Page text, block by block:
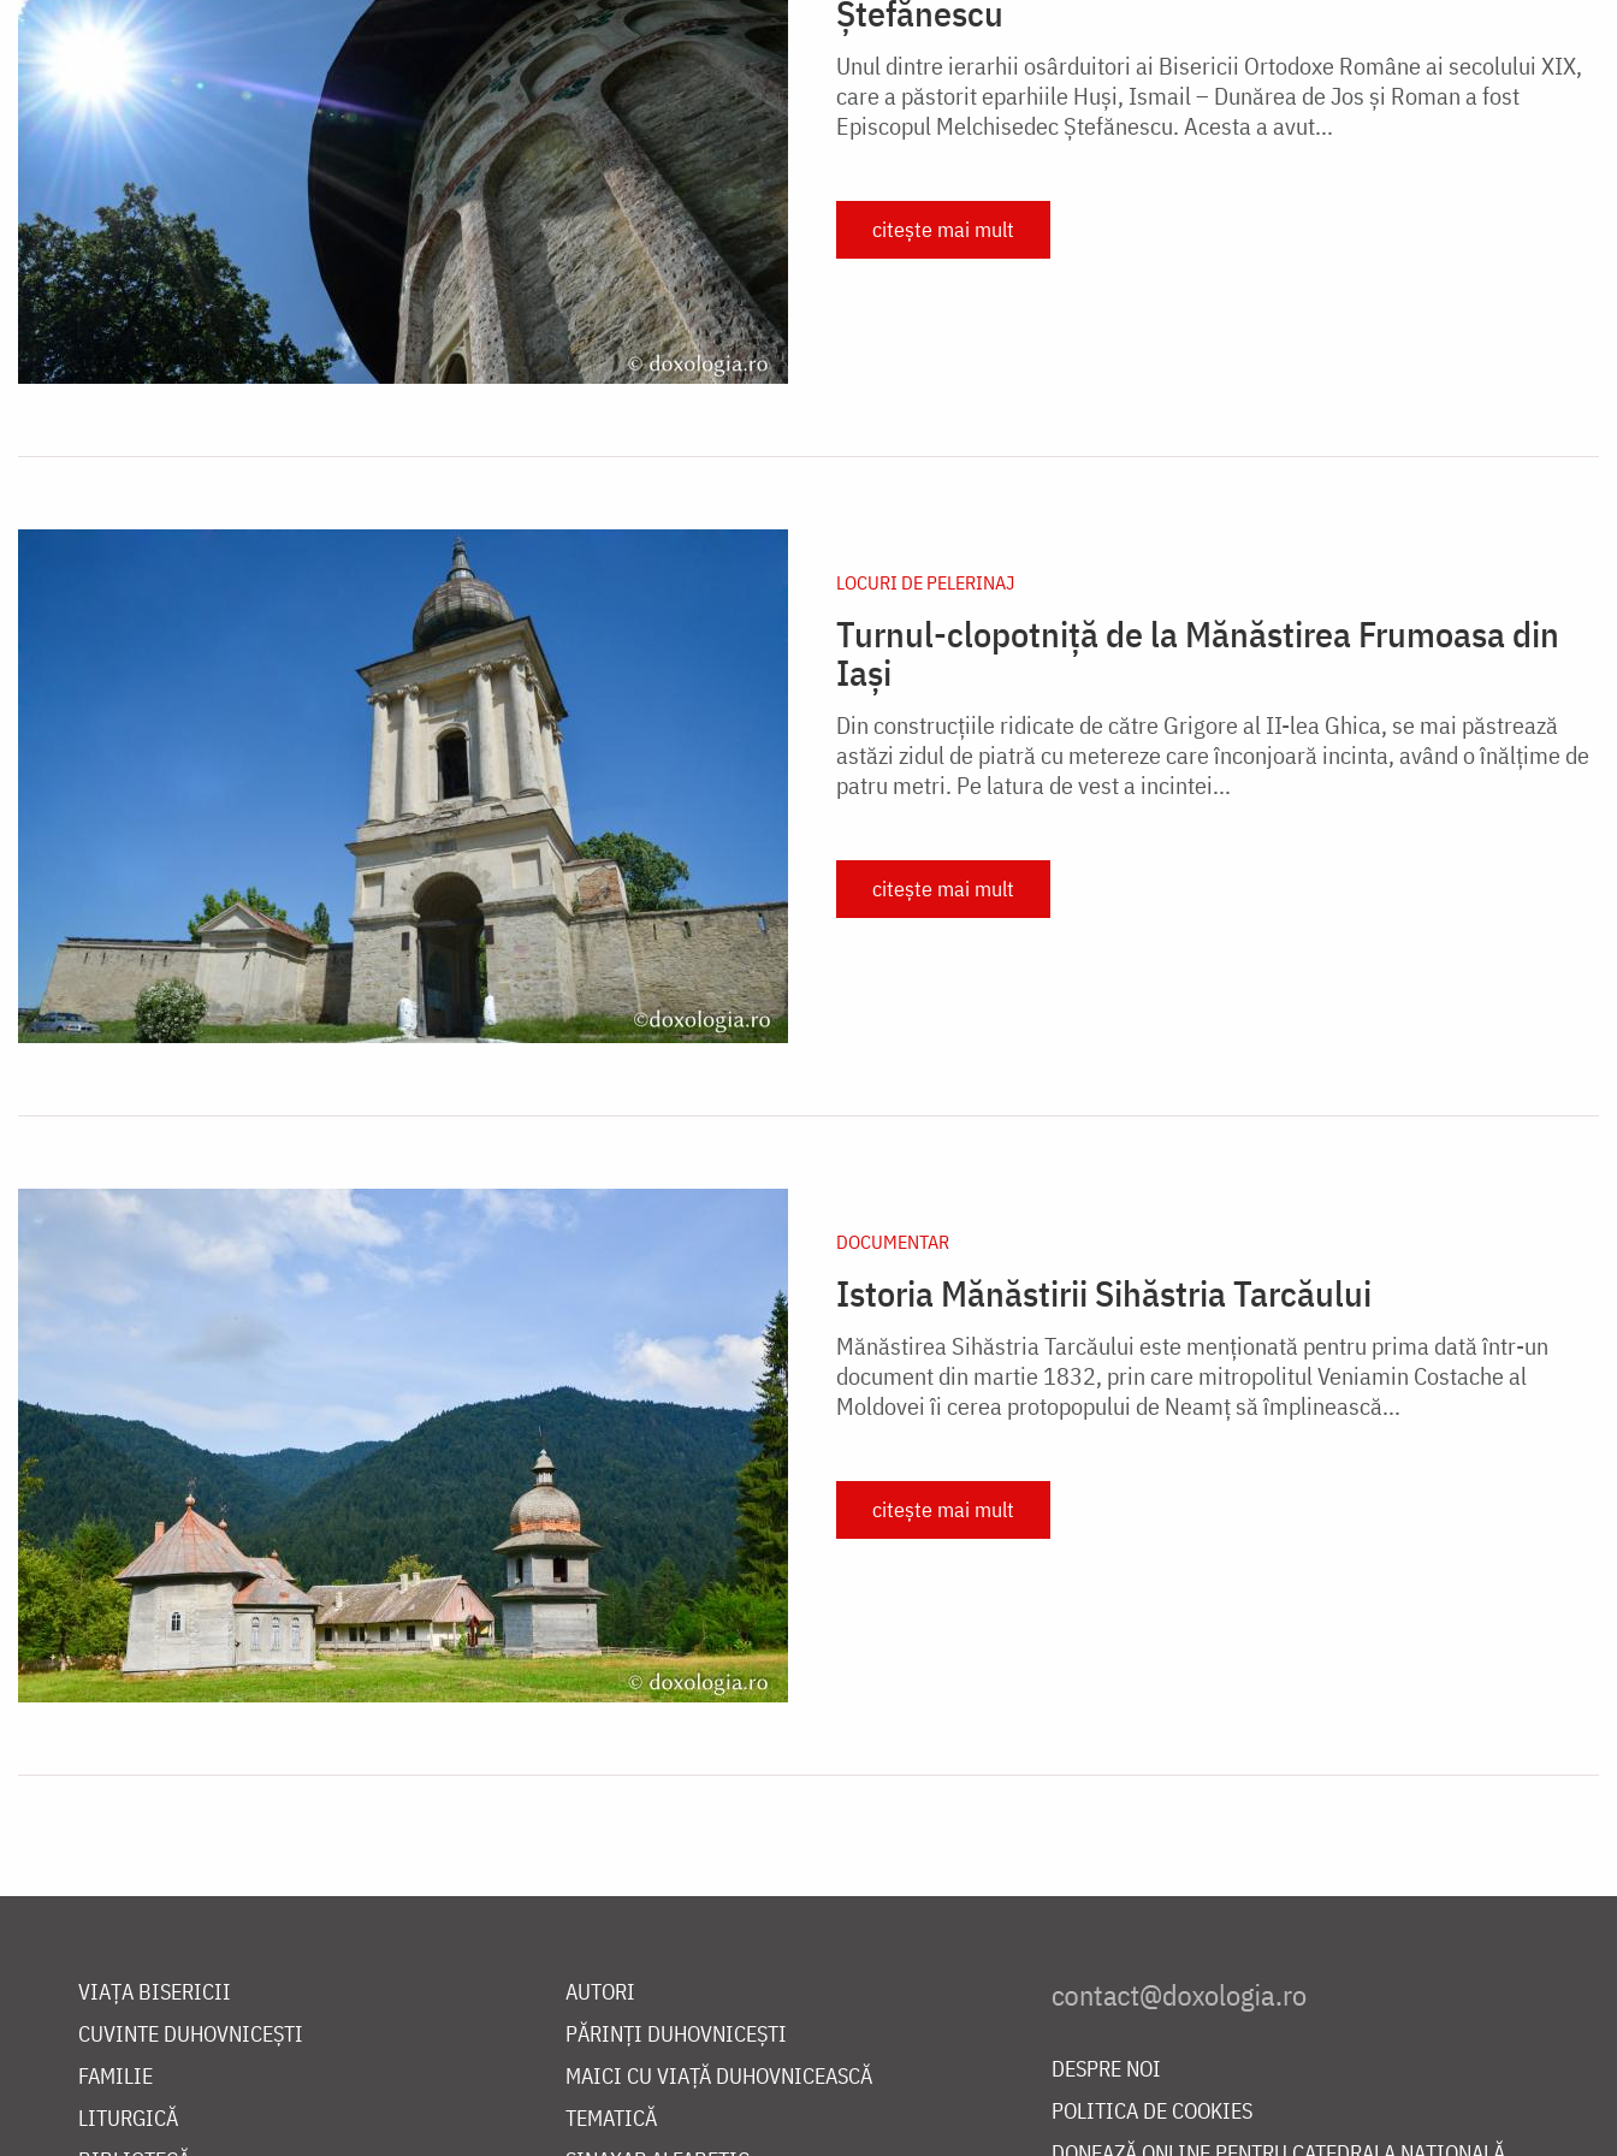
Ștefănescu
Unul dintre ierarhii osârduitori ai Bisericii Ortodoxe Române ai secolului XIX,
care a păstorit eparhiile Huşi, Ismail – Dunărea de Jos şi Roman a fost
Episcopul Melchisedec Ştefănescu. Acesta a avut...
citește mai mult
LOCURI DE PELERINAJ
Turnul-clopotniță de la Mănăstirea Frumoasa din
Iași
Din construcțiile ridicate de către Grigore al II-lea Ghica, se mai păstrează
astăzi zidul de piatră cu metereze care înconjoară incinta, având o înălțime de
patru metri. Pe latura de vest a incintei...
citește mai mult
DOCUMENTAR
Istoria Mănăstirii Sihăstria Tarcăului
Mănăstirea Sihăstria Tarcăului este menționată pentru prima dată într-un
document din martie 1832, prin care mitropolitul Veniamin Costache al
Moldovei îi cerea protopopului de Neamț să împlinească...
citește mai mult
VIAȚA BISERICII
CUVINTE DUHOVNICEȘTI
FAMILIE
LITURGICĂ
AUTORI
PĂRINȚI DUHOVNICEȘTI
MAICI CU VIAȚĂ DUHOVNICEASCĂ
TEMATICĂ
DESPRE NOI
POLITICA DE COOKIES